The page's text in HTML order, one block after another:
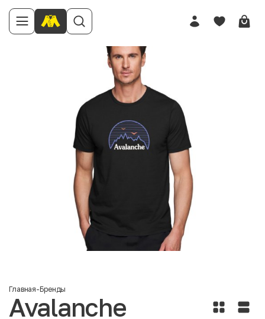
Главная-Бренды
Avalanche